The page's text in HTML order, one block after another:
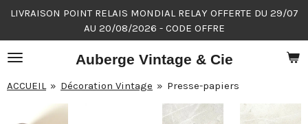
Passer
contenu
principal
Auberge Vintage & Cie
LIVRAISON POINT RELAIS MONDIAL RELAY OFFERTE DU 29/07
AU 20/08/2026 - CODE OFFRE
ACCUEIL » Décoration Vintage » Presse-papiers